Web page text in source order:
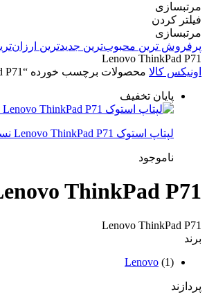
مرتبسازی
فیلتر کردن
مرتبسازی
پرفروش ترین محبوب‌ترین جدیدترین
Lenovo ThinkPad P71
اونیکس کالا محصولات برچسب خورده “Lenovo ThinkPad P71”
پایان تخفیف
لپتاپ استوک Lenovo ThinkPad P71 نسل7
ناموجود
ThinkPad P71
Lenovo ThinkPad P71
برند
Lenovo (1)
پردازند